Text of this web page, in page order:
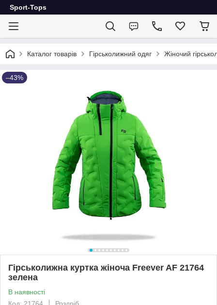
Sport-Tops
Каталог товарів Гірськолижний одяг Жіночий
–43%
Гірськолижна куртка жіноча Freever AF 21764
зелена
В наявності
Код: 21764
Роздріб